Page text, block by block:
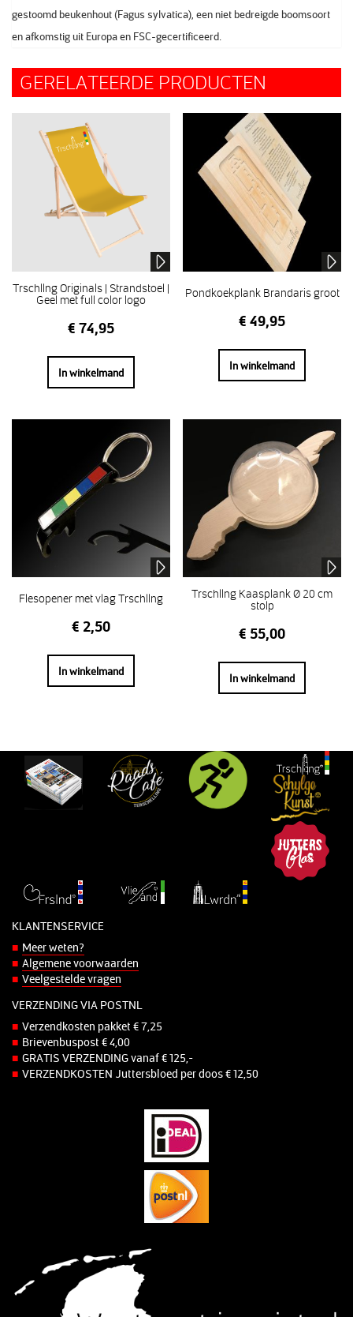
gestoomd beukenhout (Fagus sylvatica), een niet bedreigde boomsoort
en afkomstig uit Europa en FSC-gecertificeerd.
GERELATEERDE PRODUCTEN
Trschllng Originals | Strandstoel |
Geel met full color logo
€ 74,95
In winkelmand
Pondkoekplank Brandaris groot
€ 49,95
In winkelmand
Flesopener met vlag Trschllng
€ 2,50
In winkelmand
Trschllng Kaasplank Ø 20 cm
stolp
€ 55,00
In winkelmand
KLANTENSERVICE
Meer weten?
Algemene voorwaarden
Veelgestelde vragen
VERZENDING VIA POSTNL
Verzendkosten pakket € 7,25
Brievenbuspost € 4,00
GRATIS VERZENDING vanaf € 125,-
VERZENDKOSTEN Juttersbloed per doos € 12,50